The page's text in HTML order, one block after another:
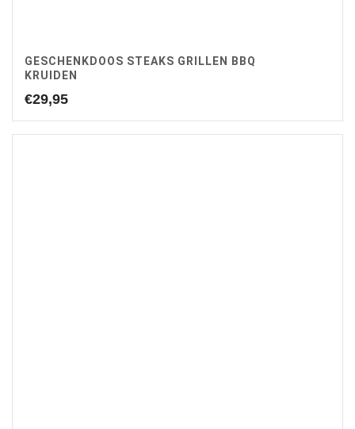
GESCHENKDOOS STEAKS GRILLEN BBQ
KRUIDEN
€29,95